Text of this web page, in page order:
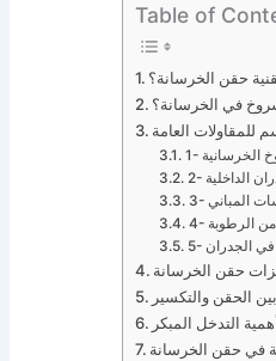
Table of
حقن الخرسانة؟
في الخرسانة؟
العامة
الخرسانية
الداخلية
المباني
الرطوبة
في الجدران
حقن الخرسانة
الحقن والتكسير
أهمية التدخل المبكر
في حقن الخرسانة